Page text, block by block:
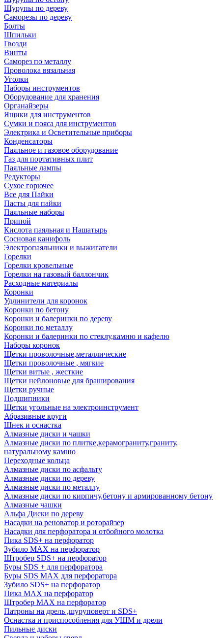
Шурупы по дереву
Саморезы по дереву
Болты
Шпильки
Гвозди
Винты
Саморез по металлу
Проволока вязальная
Уголки
Наборы инструментов
Оборудование для хранения
Органайзеры
Ящики для инструментов
Сумки и пояса для инструментов
Электрика и Осветительные приборы
Конденсаторы
Паяльное и газовое оборудование
Газ для портативных плит
Паяльные лампы
Редукторы
Сухое горючее
Все для Пайки
Пасты для пайки
Паяльные наборы
Припой
Кислота паяльная и Нашатырь
Сосновая канифоль
Электропаяльники и выжигатели
Горелки
Горелки кровельные
Горелки на газовый баллончик
Расходные материалы
Коронки
Удлинители для коронок
Коронки по бетону
Коронки и балеринки по дереву
Коронки по металлу
Коронки и балеринки по стеклу,камню и кафелю
Наборы коронок
Щетки проволочные,металлические
Щетки проволочные , мягкие
Щетки витые , жесткие
Щетки нейлоновые для браширования
Щетки ручные
Подшипники
Щетки угольные на электроинструмент
Абразивные круги
Шнек и оснастка
Алмазные диски и чашки
Алмазные диски по плитке,керамограниту,граниту,
натуральному камню
Переходные кольца
Алмазные диски по асфальту
Алмазные диски по дереву
Алмазные диски по металлу
Алмазные диски по кирпичу,бетону и армированному бетону
Алмазные чашки
Альфа Диски по дереву
Насадки на реноватор и роторайзер
Насадки для перфоратора и отбойного молотка
Пика SDS+ на перфоратор
Зубило MAX на перфоратор
Штробер SDS+ на перфоратор
Буры SDS + для перфоратора
Буры SDS MAX для перфоратора
Зубило SDS+ на перфоратор
Пика MAX на перфоратор
Штробер MAX на перфоратор
Патроны на дрель ,шуруповерт и SDS+
Оснастка и приспособления для УШМ и дрели
Пильные диски